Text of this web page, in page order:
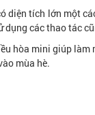
tích lớn một
dụng các thao tác
hòa mini giúp
mùa hè.